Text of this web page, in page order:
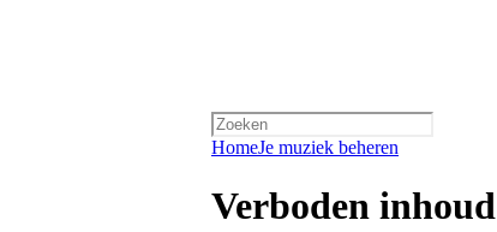
HomeJe muziek beheren
Verboden inhoud